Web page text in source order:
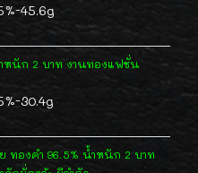
45.6g
หนัก 2 บาท งานทองแฟชั่น
30.4g
ทองคำ 96.5% น้ำหนัก 2 บาท